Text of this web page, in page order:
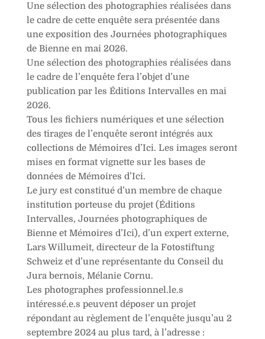
Une sélection des photographies réalisées dans
le cadre de cette enquête sera présentée dans
une exposition des Journées photographiques
de Bienne en mai 2026.
Une sélection des photographies réalisées dans
le cadre de l’enquête fera l’objet d’une
publication par les Éditions Intervalles en mai
2026.
Tous les fichiers numériques et une sélection
des tirages de l’enquête seront intégrés aux
collections de Mémoires d’Ici. Les images seront
mises en format vignette sur les bases de
données de Mémoires d’Ici.
Le jury est constitué d’un membre de chaque
institution porteuse du projet (Éditions
Intervalles, Journées photographiques de
Bienne et Mémoires d’Ici), d’un expert externe,
Lars Willumeit, directeur de la Fotostiftung
Schweiz et d’une représentante du Conseil du
Jura bernois, Mélanie Cornu.
Les photographes professionnel.le.s
intéressé.e.s peuvent déposer un projet
répondant au règlement de l’enquête jusqu’au 2
septembre 2024 au plus tard, à l’adresse :